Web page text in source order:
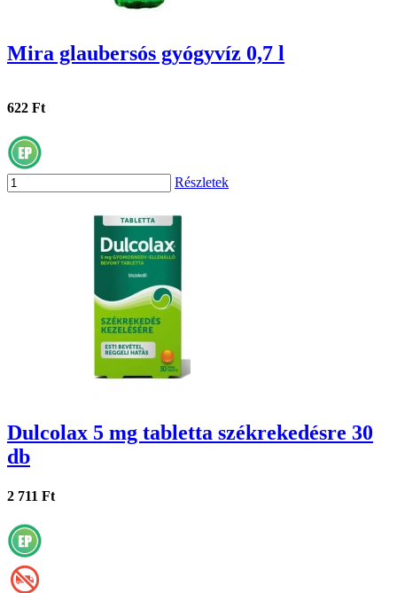
Mira glaubersós gyógyvíz 0,7 l
622 Ft
Részletek
Dulcolax 5 mg tabletta székrekedésre 30
db
2 711 Ft